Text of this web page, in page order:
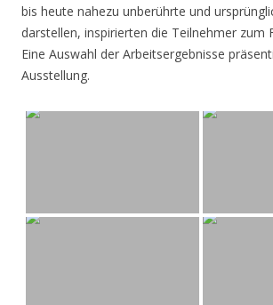
bis heute nahezu unberührte und
darstellen, inspirierten die Teilnehmer zum
Eine Auswahl der Arbeitsergebnisse
Ausstellung.